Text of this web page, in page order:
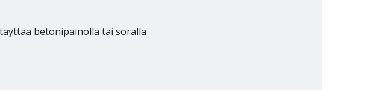
betonipainolla tai soralla